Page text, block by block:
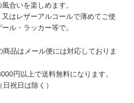
合いを楽しめます。
はレザーアルコールで薄めてご使
ル・ラッカー等で。
品はメール便には対応しておりま
円以上で送料無料になります。
祝日は除く）